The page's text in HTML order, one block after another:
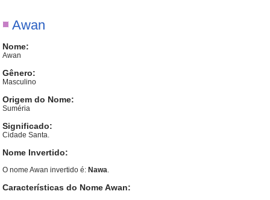
Awan
Nome:
Awan
Gênero:
Masculino
Origem do Nome:
Suméria
Significado:
Cidade Santa.
Nome Invertido:
O nome Awan invertido é: Nawa.
Características do Nome Awan: